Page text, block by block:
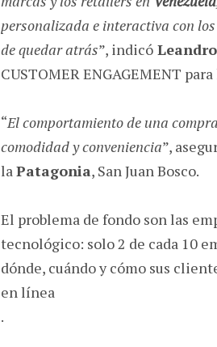
personalizada e interactiva con
de quedar atrás”, indicó
CUSTOMER ENGAGEMENT
“El comportamiento de una
comodidad y conveniencia”,
laPatagonia, San Juan Bosco.
El problema de fondo son las
tecnológico: solo 2 de cada 10
dónde, cuándo y cómo sus
en línea
.